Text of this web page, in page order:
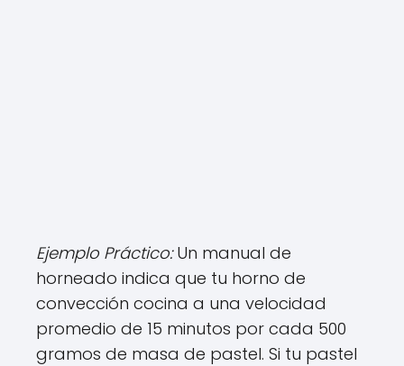
Ejemplo Práctico:Un manual de
horneado indica que tu horno de
convección cocina a una velocidad
promedio de 15 minutos por cada 500
gramos de masa de pastel. Si tu pastel